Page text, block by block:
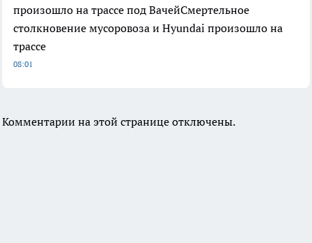
произошло на трассе под ВачейСмертельное
столкновение мусоровоза и Hyundai произошло на
трассе
08:01
Комментарии на этой странице отключены.